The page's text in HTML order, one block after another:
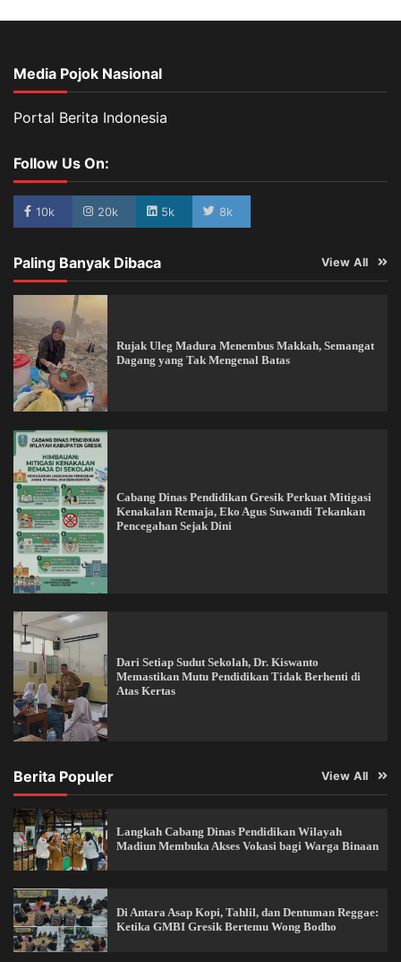
Media Pojok Nasional
Portal Berita Indonesia
Follow Us On:
10k 20k 5k 8k
Paling Banyak Dibaca View All
Rujak Uleg Madura Menembus Makkah, Semangat
Dagang yang Tak Mengenal Batas
Cabang Dinas Pendidikan Gresik Perkuat Mitigasi
Kenakalan Remaja, Eko Agus Suwandi Tekankan
Pencegahan Sejak Dini
Dari Setiap Sudut Sekolah, Dr. Kiswanto
Memastikan Mutu Pendidikan Tidak Berhenti di
Atas Kertas
Berita Populer View All
Langkah Cabang Dinas Pendidikan Wilayah
Madiun Membuka Akses Vokasi bagi Warga Binaan
Di Antara Asap Kopi, Tahlil, dan Dentuman Reggae:
Ketika GMBI Gresik Bertemu Wong Bodho